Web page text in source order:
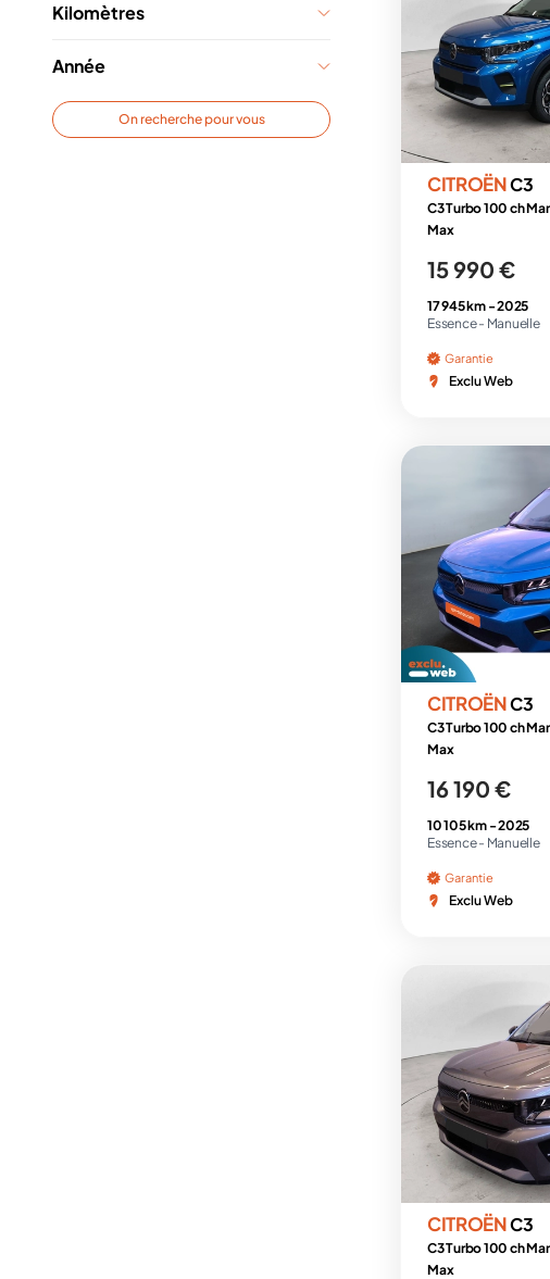
Kilomètres
Année
On recherche pour vous
CITROËNC3
C3 Turbo 100 ch
Max
15 990 €
17 945 km -2025
Essence - Manuelle
Garantie
Exclu Web
CITROËNC3
C3 Turbo 100 ch
Max
16 190 €
10 105 km -2025
Essence - Manuelle
Garantie
Exclu Web
CITROËNC3
C3 Turbo 100 ch
Max